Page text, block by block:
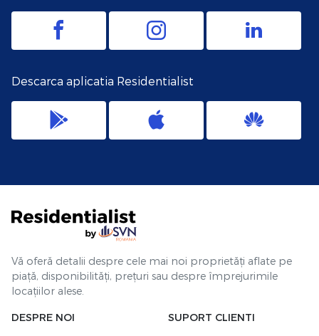
Descarca aplicatia Residentialist
Vă oferă detalii despre cele mai noi proprietăți aflate pe
piață, disponibilități, prețuri sau despre împrejurimile
locațiilor alese.
DESPRE NOI SUPORT CLIENTI